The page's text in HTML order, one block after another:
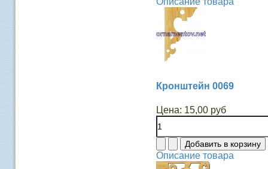
Кронштейн 0069
Цена: 15,00 руб
Описание товара